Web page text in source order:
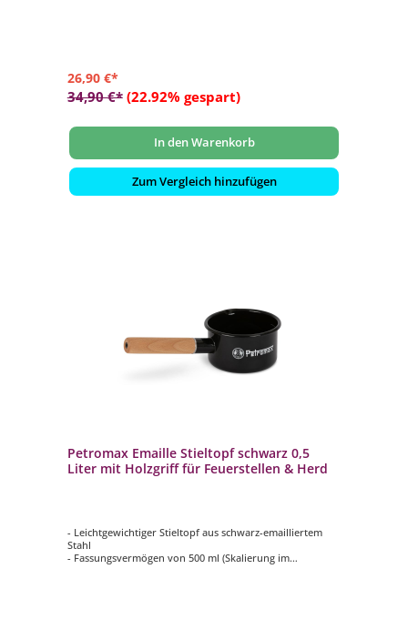
26,90 €*
34,90 €* (22.92% gespart)
In den Warenkorb
Zum Vergleich hinzufügen
Petromax Emaille Stieltopf schwarz 0,5
Liter mit Holzgriff für Feuerstellen & Herd
- Leichtgewichtiger Stieltopf aus schwarz-emailliertem
Stahl
- Fassungsvermögen von 500 ml (Skalierung im